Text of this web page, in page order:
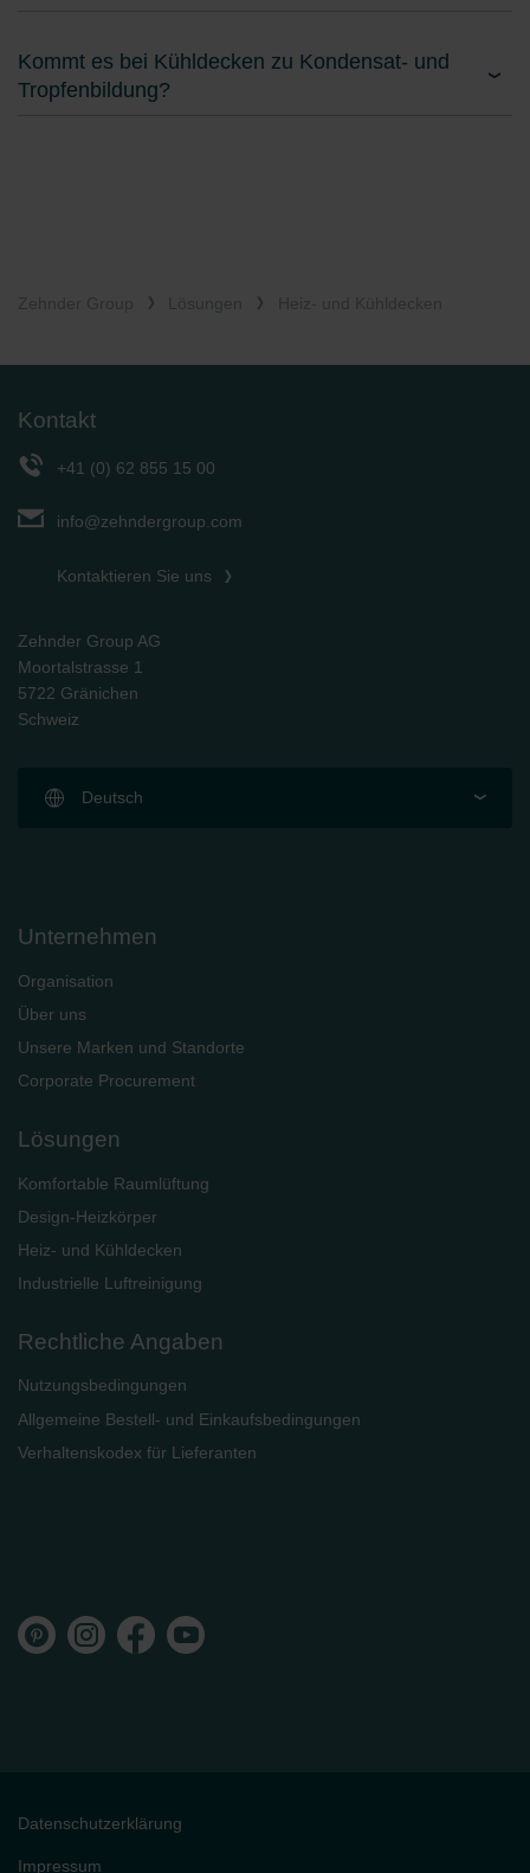
Kommt es bei Kühldecken zu Kondensat- und
Tropfenbildung?
Kontakt
+41 (0) 62 855 15 00
info@zehndergroup.com
Kontaktieren Sie uns
Zehnder Group AG
Moortalstrasse 1
5722 Gränichen
Schweiz
Deutsch
Unternehmen
Organisation
Über uns
Unsere Marken und Standorte
Corporate Procurement
Lösungen
Komfortable Raumlüftung
Design-Heizkörper
Heiz- und Kühldecken
Industrielle Luftreinigung
Rechtliche Angaben
Nutzungsbedingungen
Allgemeine Bestell- und Einkaufsbedingungen
Verhaltenskodex für Lieferanten
Datenschutzerklärung
Impressum